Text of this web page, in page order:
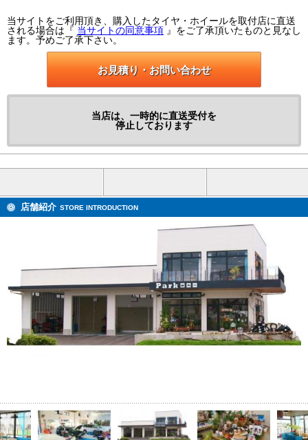
当サイトをご利用頂き、購入したタイヤ・ホイールを取付店に直送
される場合は『 当サイトの同意事項 』をご了承頂いたものと見なし
ます。予めご了承下さい。
お見積り・お問い合わせ
当店は、一時的に直送受付を
停止しております
店舗紹介 STORE INTRODUCTION